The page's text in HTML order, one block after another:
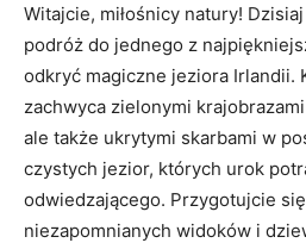
Witajcie, miłośnicy ⁤natury!
podróż do jednego⁣ z
odkryć magiczne jeziora Irlandii.
zachwyca​ zielonymi
ale także ukrytymi skarbami w
czystych jezior, których urok
odwiedzającego. Przygotujcie
niezapomnianych widoków​ i